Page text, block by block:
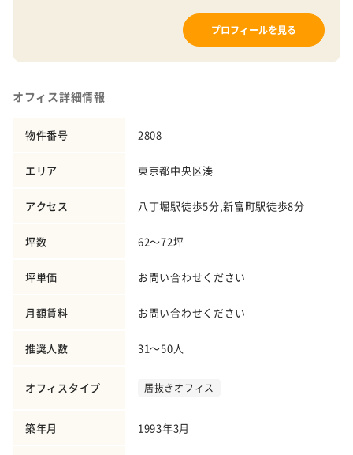
プロフィールを見る
オフィス詳細情報
物件番号 2808
エリア 東京都中央区湊
アクセス 八丁堀駅徒歩5分,新富町駅徒歩8分
坪数 62～72坪
坪単価 お問い合わせください
月額賃料 お問い合わせください
推奨人数 31～50人
オフィスタイプ 居抜きオフィス
築年月 1993年3月